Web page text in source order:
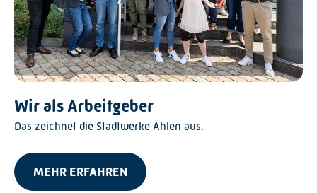
Wir als Arbeitgeber
Das zeichnet die Stadtwerke Ahlen aus.
MEHR ERFAHREN